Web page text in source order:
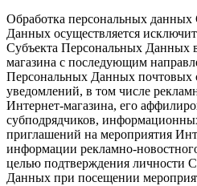
Обработка персональных
Данных осуществляется
Субъекта Персональных Данных
магазина с последующим
Персональных Данных почтовых
уведомлений, в том числе
Интернет-магазина, его
субподрядчиков,
приглашений на мероприятия
информации рекламно-
целью подтверждения личности
Данных при посещении